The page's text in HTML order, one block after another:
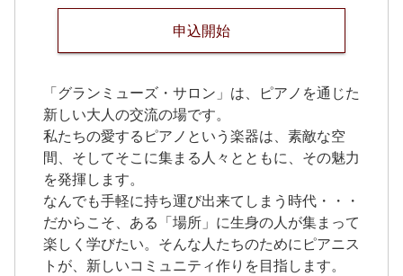
申込開始
「グランミューズ・サロン」は、ピアノを通じた
新しい大人の交流の場です。
私たちの愛するピアノという楽器は、素敵な空
間、そしてそこに集まる人々とともに、その魅力
を発揮します。
なんでも手軽に持ち運び出来てしまう時代・・・
だからこそ、ある「場所」に生身の人が集まって
楽しく学びたい。そんな人たちのためにピアニス
トが、新しいコミュニティ作りを目指します。